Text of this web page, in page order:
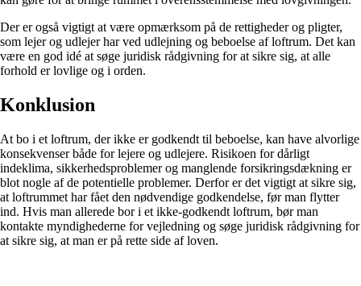
Der er også vigtigt at være opmærksom på de rettigheder og pligter,
som lejer og udlejer har ved udlejning og beboelse af loftrum. Det kan
være en god idé at søge juridisk rådgivning for at sikre sig, at alle
forhold er lovlige og i orden.
Konklusion
At bo i et loftrum, der ikke er godkendt til beboelse, kan have alvorlige
konsekvenser både for lejere og udlejere. Risikoen for dårligt
indeklima, sikkerhedsproblemer og manglende forsikringsdækning er
blot nogle af de potentielle problemer. Derfor er det vigtigt at sikre sig,
at loftrummet har fået den nødvendige godkendelse, før man flytter
ind. Hvis man allerede bor i et ikke-godkendt loftrum, bør man
kontakte myndighederne for vejledning og søge juridisk rådgivning for
at sikre sig, at man er på rette side af loven.